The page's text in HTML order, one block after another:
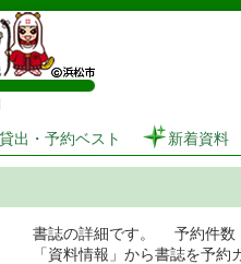
図書館 蔵書検索・
貸出・予約ベスト 新着資料
書誌の詳細です。 予約件数
「資料情報」から書誌を予約